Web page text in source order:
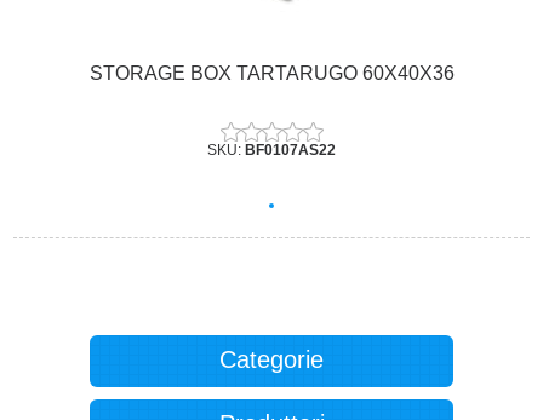
STORAGE BOX TARTARUGO 60X40X36
SKU: BF0107AS22
Categorie